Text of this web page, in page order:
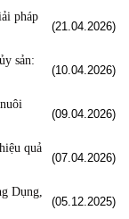
pháp
(21.04.2026)
sản:
(10.04.2026)
(09.04.2026)
quả
(07.04.2026)
Dụng,
(05.12.2025)